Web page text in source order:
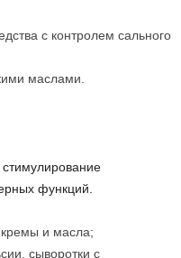
с контролем сального
маслами.
функций.
и масла;
сыворотки с